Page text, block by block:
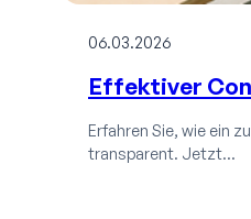
06.03.2026
Effektiver
Erfahren Sie, wie ein
transparent. Jetzt…